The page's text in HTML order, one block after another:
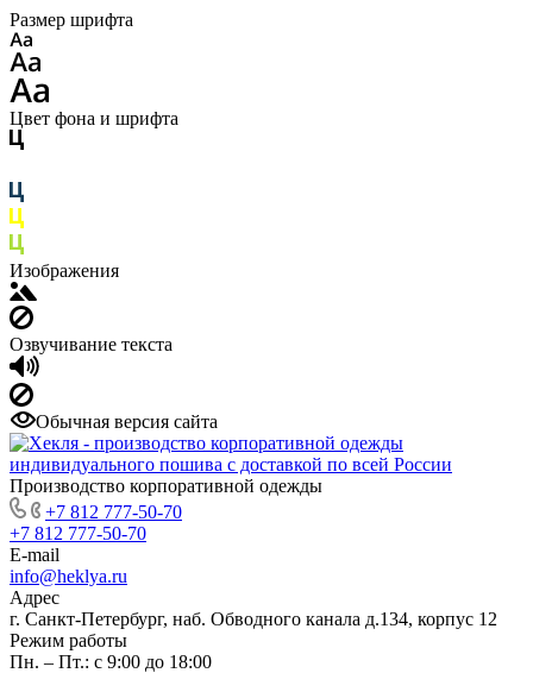
Размер шрифта
Цвет фона и шрифта
Изображения
Озвучивание текста
Обычная версия сайта
Производство корпоративной одежды
+7 812 777-50-70
+7 812 777-50-70
E-mail
info@heklya.ru
Адрес
г. Санкт-Петербург, наб. Обводного канала д.134, корпус 12
Режим работы
Пн. – Пт.: с 9:00 до 18:00